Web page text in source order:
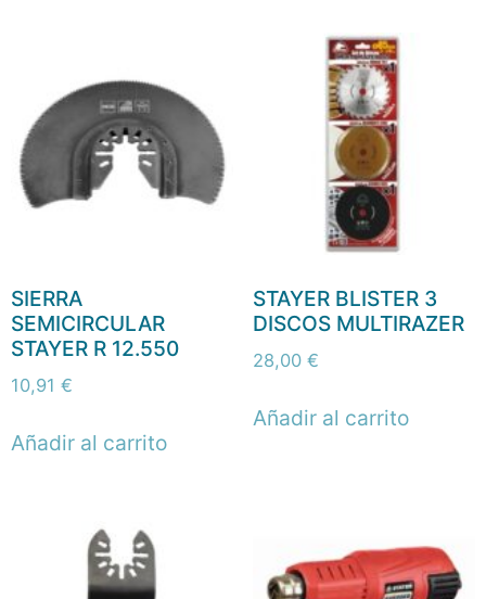
SIERRA
SEMICIRCULAR
STAYER R 12.550
10,91 €
Añadir al carrito
STAYER BLISTER 3
DISCOS MULTIRAZER
28,00 €
Añadir al carrito